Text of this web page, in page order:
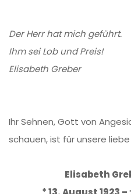
Der Herr hat mich geführt.
Ihm sei Lob und Preis!
Elisabeth Greber
Ihr Sehnen, Gott von
schauen, ist für unsere liebe
Elisabeth